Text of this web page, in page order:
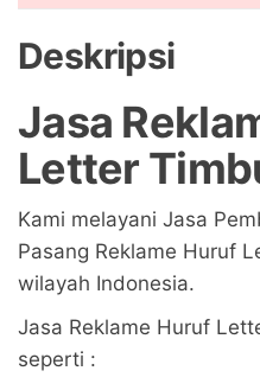
Deskripsi
Jasa
Letter
Kami melayani Jasa
Pasang Reklame Huruf
wilayah Indonesia.
Jasa Reklame Huruf
seperti :